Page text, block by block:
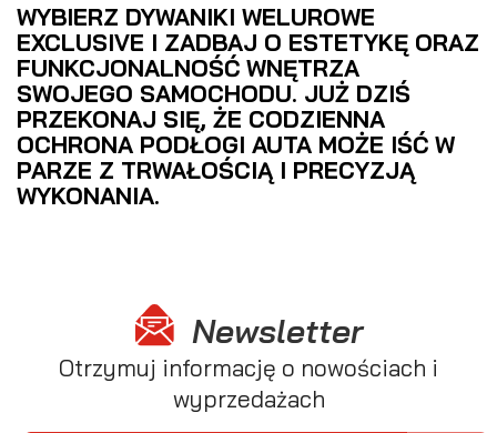
WYBIERZ DYWANIKI WELUROWE
EXCLUSIVE I ZADBAJ O ESTETYKĘ ORAZ
FUNKCJONALNOŚĆ WNĘTRZA
SWOJEGO SAMOCHODU. JUŻ DZIŚ
PRZEKONAJ SIĘ, ŻE CODZIENNA
OCHRONA PODŁOGI AUTA MOŻE IŚĆ W
PARZE Z TRWAŁOŚCIĄ I PRECYZJĄ
WYKONANIA.
Newsletter
Otrzymuj informację o nowościach i
wyprzedażach